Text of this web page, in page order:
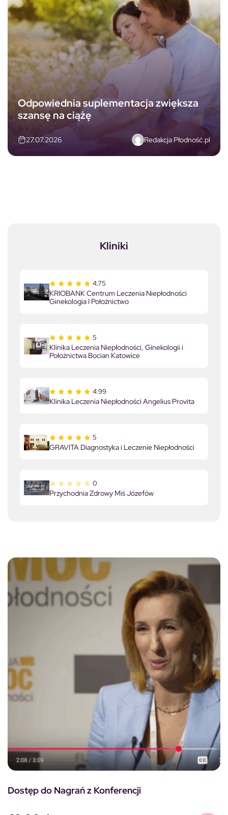
Odpowiednia suplementacja zwiększa
szansę na ciążę
27.07.2026 Redakcja Płodność.pl
Kliniki
4.75
KRIOBANK Centrum Leczenia Niepłodności
Ginekologia I Położnictwo
5
Klinika Leczenia Niepłodności, Ginekologii i
Położnictwa Bocian Katowice
4.99
Klinika Leczenia Niepłodności Angelius Provita
5
GRAVITA Diagnostyka i Leczenie Niepłodności
0
Przychodnia Zdrowy Miś Józefów
Dostęp do Nagrań z Konferencji